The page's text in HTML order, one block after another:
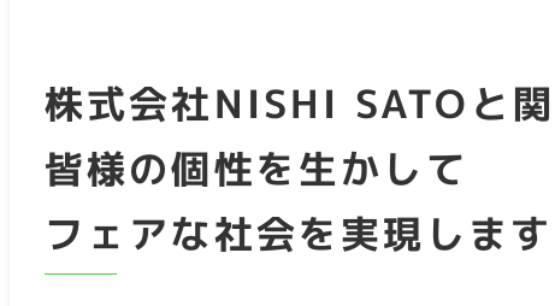
株式会社NISHI SATOと
皆様の個性を生かして
フェアな社会を実現します